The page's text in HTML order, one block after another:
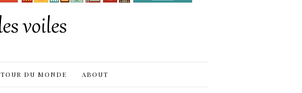
TOUR DU MONDE ABOUT